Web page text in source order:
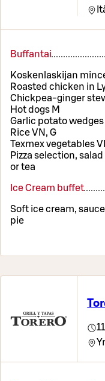
Buffantai
Koskenlaskijan
Roasted chicken in
Chickpea-ginger
Hot dogs M
Garlic potato wedges
Rice VN, G
Texmex vegetables
Pizza selection,
or tea
Ice Cream buffet
Soft ice cream,
pie